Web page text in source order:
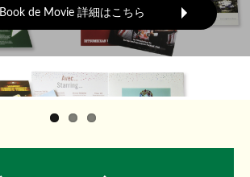
Book de Movie 詳細はこちら